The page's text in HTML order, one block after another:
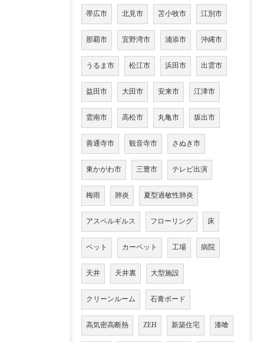
帯広市 北見市 苫小牧市 江別市
那覇市 宜野湾市 浦添市 沖縄市
うるま市 松江市 浜田市 出雲市
益田市 大田市 安来市 江津市
雲南市 高松市 丸亀市 坂出市
善通寺市 観音寺市 さぬき市
東かがわ市 三豊市 テレビ出演
梅雨 肺炎 夏型過敏性肺炎
アスペルギルス フローリング 床
ペット カーペット 工場 病院
天井 天井裏 大型施設
クリーンルーム 石膏ボード
高気密高断熱 ZEH 新築住宅 漆喰